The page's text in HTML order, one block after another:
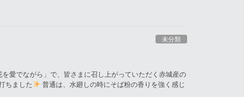
未分類
愛でながら」で、皆さまに召し上がっていただく赤城産の
ちました
普通は、水廻しの時にそば粉の香りを強く感じ